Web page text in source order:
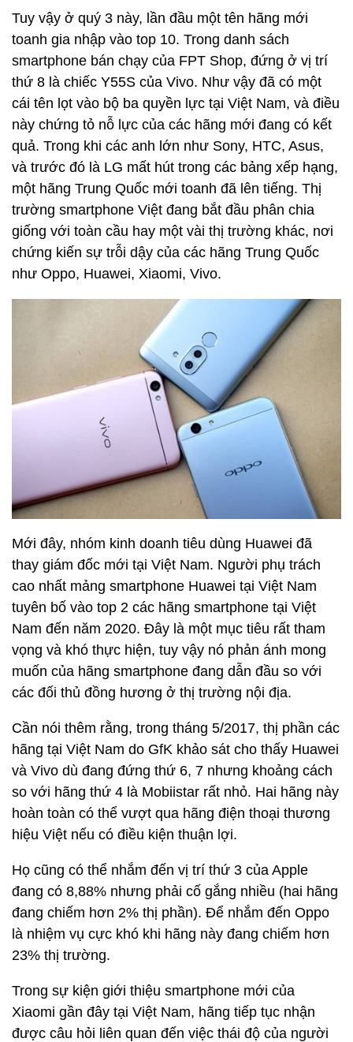
Tuy vậy ở quý 3 này, lần đầu một tên hãng mới
toanh gia nhập vào top 10. Trong danh sách
smartphone bán chạy của FPT Shop, đứng ở vị trí
thứ 8 là chiếc Y55S của Vivo. Như vậy đã có một
cái tên lọt vào bộ ba quyền lực tại Việt Nam, và điều
này chứng tỏ nỗ lực của các hãng mới đang có kết
quả. Trong khi các anh lớn như Sony, HTC, Asus,
và trước đó là LG mất hút trong các bảng xếp hạng,
một hãng Trung Quốc mới toanh đã lên tiếng. Thị
trường smartphone Việt đang bắt đầu phân chia
giống với toàn cầu hay một vài thị trường khác, nơi
chứng kiến sự trỗi dậy của các hãng Trung Quốc
như Oppo, Huawei, Xiaomi, Vivo.
Mới đây, nhóm kinh doanh tiêu dùng Huawei đã
thay giám đốc mới tại Việt Nam. Người phụ trách
cao nhất mảng smartphone Huawei tại Việt Nam
tuyên bố vào top 2 các hãng smartphone tại Việt
Nam đến năm 2020. Đây là một mục tiêu rất tham
vọng và khó thực hiện, tuy vậy nó phản ánh mong
muốn của hãng smartphone đang dẫn đầu so với
các đối thủ đồng hương ở thị trường nội địa.
Cần nói thêm rằng, trong tháng 5/2017, thị phần các
hãng tại Việt Nam do GfK khảo sát cho thấy Huawei
và Vivo dù đang đứng thứ 6, 7 nhưng khoảng cách
so với hãng thứ 4 là Mobiistar rất nhỏ. Hai hãng này
hoàn toàn có thể vượt qua hãng điện thoại thương
hiệu Việt nếu có điều kiện thuận lợi.
Họ cũng có thể nhắm đến vị trí thứ 3 của Apple
đang có 8,88% nhưng phải cố gắng nhiều (hai hãng
đang chiếm hơn 2% thị phần). Để nhắm đến Oppo
là nhiệm vụ cực khó khi hãng này đang chiếm hơn
23% thị trường.
Trong sự kiện giới thiệu smartphone mới của
Xiaomi gần đây tại Việt Nam, hãng tiếp tục nhận
được câu hỏi liên quan đến việc thái độ của người